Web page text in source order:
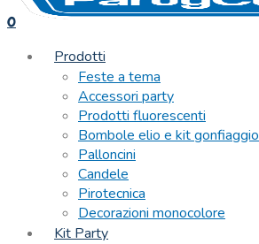
0
Prodotti
Feste a tema
Accessori party
Prodotti fluorescenti
Bombole elio e kit gonfiaggio
Palloncini
Candele
Pirotecnica
Decorazioni monocolore
Kit Party